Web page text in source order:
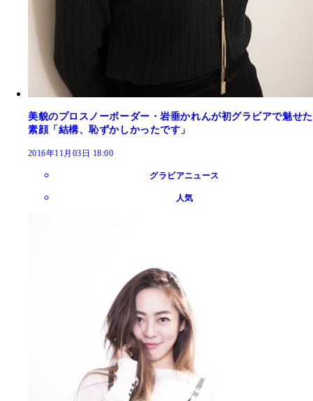
美貌のプロスノーボーダー・岩垂かれんが初グラビアで魅せた
素顔「結構、恥ずかしかったです」
2016年11月03日 18:00
グラビアニュース
人気